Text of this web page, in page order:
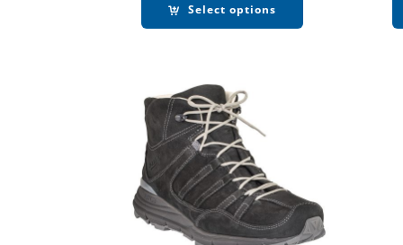
Select options